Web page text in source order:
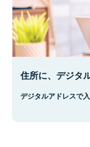
住所に、デジタ
デジタルアドレスで